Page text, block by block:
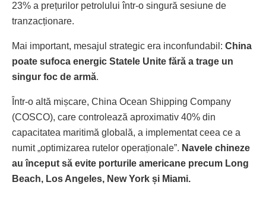
23% a prețurilor petrolului într-o singură sesiune de
tranzacționare.
Mai important, mesajul strategic era inconfundabil: China
poate sufoca energic Statele Unite fără a trage un
singur foc de armă.
Într-o altă mișcare, China Ocean Shipping Company
(COSCO), care controlează aproximativ 40% din
capacitatea maritimă globală, a implementat ceea ce a
numit „optimizarea rutelor operaționale”. Navele chineze
au început să evite porturile americane precum Long
Beach, Los Angeles, New York și Miami.